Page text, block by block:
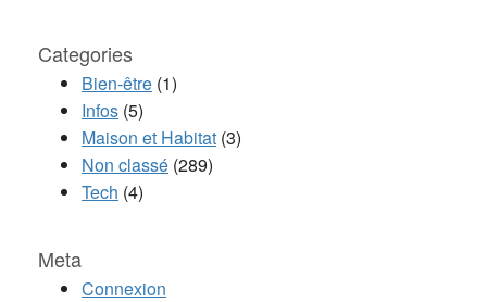
Categories
Bien-être (1)
Infos (5)
Maison et Habitat (3)
Non classé (289)
Tech (4)
Meta
Connexion